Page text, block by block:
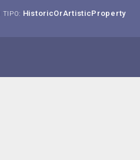
TIPO: HistoricOrArtisticProperty